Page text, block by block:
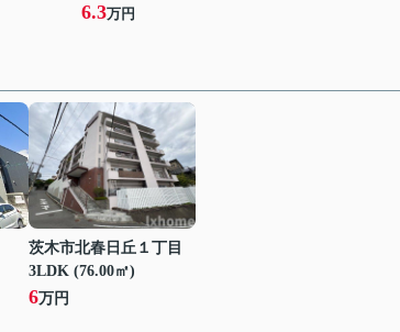
6.3万円
茨木市北春日丘１丁目
3LDK (76.00㎡)
6万円